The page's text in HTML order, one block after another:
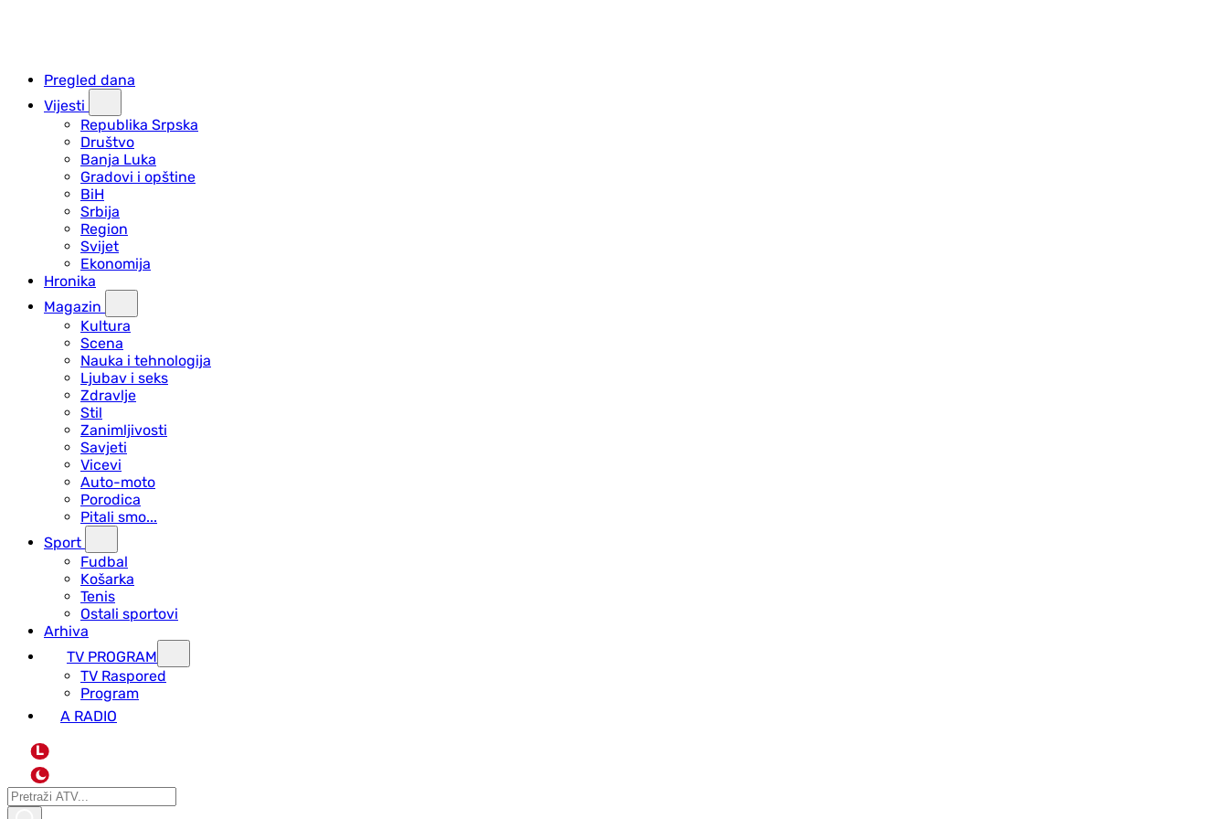
Pregled dana
Vijesti
Republika Srpska
Društvo
Banja Luka
Gradovi i opštine
BiH
Srbija
Region
Svijet
Ekonomija
Hronika
Magazin
Kultura
Scena
Nauka i tehnologija
Ljubav i seks
Zdravlje
Stil
Zanimljivosti
Savjeti
Vicevi
Auto-moto
Porodica
Pitali smo...
Sport
Fudbal
Košarka
Tenis
Ostali sportovi
Arhiva
TV PROGRAM
ТV Raspored
Program
A RADIO
L